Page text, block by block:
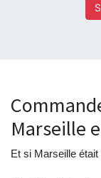
Marseille
Et si Marseille